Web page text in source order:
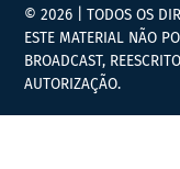
© 2026 | TODOS OS
ESTE MATERIAL NÃO
BROADCAST,
AUTORIZAÇÃO.